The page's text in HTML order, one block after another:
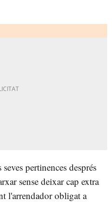
pertinences després
sense deixar cap extra
l'arrendador obligat a